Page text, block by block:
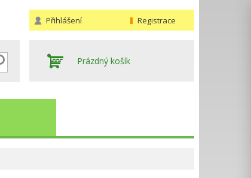
Přihlášení Registrace
Prázdný košík